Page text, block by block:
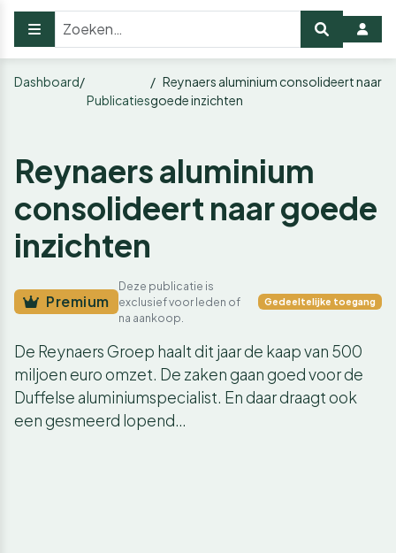
Dashboard
Publicaties
Reynaers aluminium consolideert naar
goede inzichten
Reynaers aluminium
consolideert naar goede
inzichten
Premium
Deze publicatie is
exclusief voor leden of
na aankoop.
Gedeeltelijke toegang
De Reynaers Groep haalt dit jaar de kaap van 500
miljoen euro omzet. De zaken gaan goed voor de
Duffelse aluminiumspecialist. En daar draagt ook
een gesmeerd lopend…